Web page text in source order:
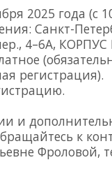
2025 года (с
Санкт-
4–6А, КОРПУС
регистрация).
и
к
Фроловой,